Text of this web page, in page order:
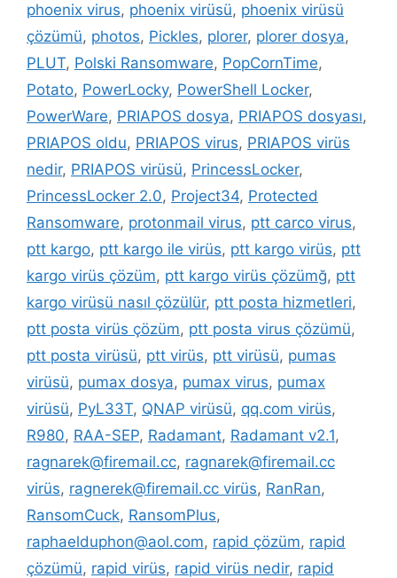
phoenix virus, phoenix virüsü, phoenix virüsü
çözümü, photos, Pickles, plorer, plorer dosya,
PLUT, Polski Ransomware, PopCornTime,
Potato, PowerLocky, PowerShell Locker,
PowerWare, PRIAPOS dosya, PRIAPOS dosyası,
PRIAPOS oldu, PRIAPOS virus, PRIAPOS virüs
nedir, PRIAPOS virüsü, PrincessLocker,
PrincessLocker 2.0, Project34, Protected
Ransomware, protonmail virus, ptt carco virus,
ptt kargo, ptt kargo ile virüs, ptt kargo virüs, ptt
kargo virüs çözüm, ptt kargo virüs çözümğ, ptt
kargo virüsü nasıl çözülür, ptt posta hizmetleri,
ptt posta virüs çözüm, ptt posta virus çözümü,
ptt posta virüsü, ptt virüs, ptt virüsü, pumas
virüsü, pumax dosya, pumax virus, pumax
virüsü, PyL33T, QNAP virüsü, qq.com virüs,
R980, RAA-SEP, Radamant, Radamant v2.1,
ragnarek@firemail.cc, ragnarek@firemail.cc
virüs, ragnerek@firemail.cc virüs, RanRan,
RansomCuck, RansomPlus,
raphaelduphon@aol.com, rapid çözüm, rapid
çözümü, rapid virüs, rapid virüs nedir, rapid